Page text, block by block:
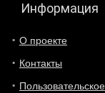
Информация
О проекте
Контакты